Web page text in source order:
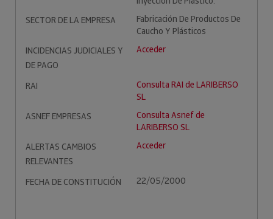
SECTOR DE LA EMPRESA
Fabricación De Productos De
Caucho Y Plásticos
INCIDENCIAS JUDICIALES Y
DE PAGO
Acceder
RAI
Consulta RAI de LARIBERSO
SL
ASNEF EMPRESAS
Consulta Asnef de
LARIBERSO SL
ALERTAS CAMBIOS
RELEVANTES
Acceder
FECHA DE CONSTITUCIÓN 22/05/2000